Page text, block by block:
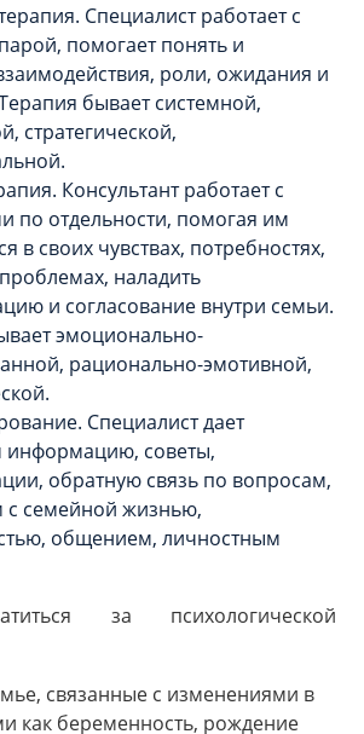
Специалист работает с
помогает понять и
роли, ожидания и
бывает системной,
стратегической,
Консультант работает с
по отдельности, помогая им
в своих чувствах, потребностях,
наладить
и согласование внутри семьи.
эмоционально-
рационально-эмотивной,
Специалист дает
информацию, советы,
обратную связь по вопросам,
с семейной жизнью,
общением, личностным
за психологической
связанные с изменениями в
как беременность, рождение